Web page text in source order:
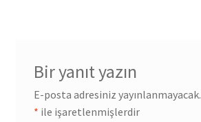
Bir yanıt yazın
E-posta adresiniz yayınlanmayacak.
* ile işaretlenmişlerdir